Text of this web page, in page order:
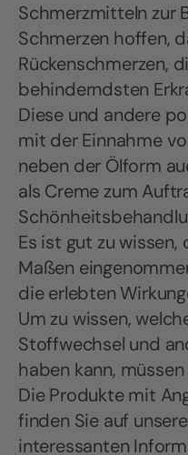
Schmerzmitteln zur
Schmerzen hoffen,
Rückenschmerzen,
behinderndsten
Diese und andere
mit der Einnahme
neben der Ölform
als Creme zum
Es ist gut zu wissen,
Maßen
die erlebten
Um zu wissen,
Stoffwechsel und
haben kann,
Die Produkte mit
finden Sie auf
interessanten